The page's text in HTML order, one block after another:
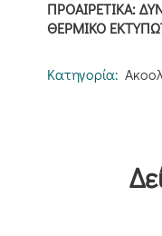
ΠΡΟΑΙΡΕΤΙΚΑ:
ΘΕΡΜΙΚΟ
Κατηγορία: